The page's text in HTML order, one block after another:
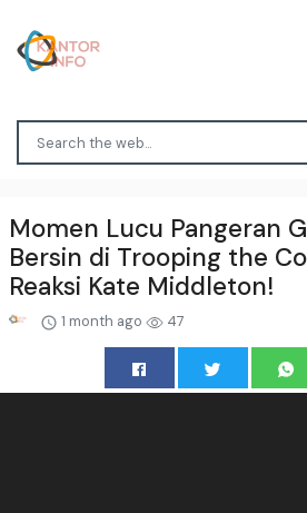
Momen Lucu Pangeran
Bersin di Trooping the
Reaksi Kate Middleton!
1 month ago 47